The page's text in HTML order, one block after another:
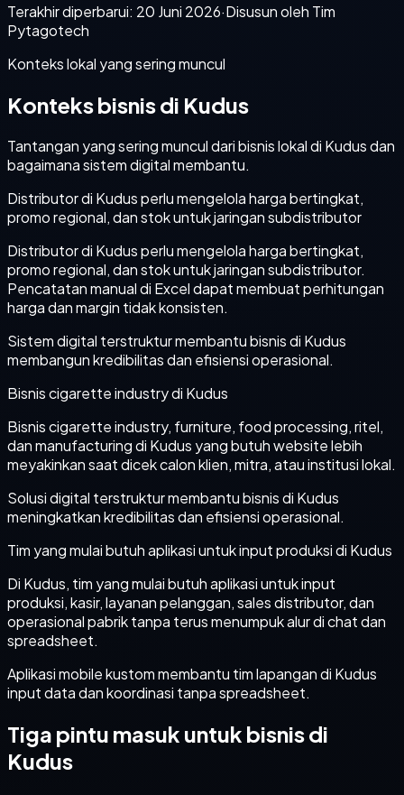
Terakhir diperbarui: 20 Juni 2026·Disusun oleh Tim
Pytagotech
Konteks lokal yang sering muncul
Konteks bisnis di Kudus
Tantangan yang sering muncul dari bisnis lokal di Kudus dan
bagaimana sistem digital membantu.
Distributor di Kudus perlu mengelola harga bertingkat,
promo regional, dan stok untuk jaringan subdistributor
Distributor di Kudus perlu mengelola harga bertingkat,
promo regional, dan stok untuk jaringan subdistributor.
Pencatatan manual di Excel dapat membuat perhitungan
harga dan margin tidak konsisten.
Sistem digital terstruktur membantu bisnis di Kudus
membangun kredibilitas dan efisiensi operasional.
Bisnis cigarette industry di Kudus
Bisnis cigarette industry, furniture, food processing, ritel,
dan manufacturing di Kudus yang butuh website lebih
meyakinkan saat dicek calon klien, mitra, atau institusi lokal.
Solusi digital terstruktur membantu bisnis di Kudus
meningkatkan kredibilitas dan efisiensi operasional.
Tim yang mulai butuh aplikasi untuk input produksi di Kudus
Di Kudus, tim yang mulai butuh aplikasi untuk input
produksi, kasir, layanan pelanggan, sales distributor, dan
operasional pabrik tanpa terus menumpuk alur di chat dan
spreadsheet.
Aplikasi mobile kustom membantu tim lapangan di Kudus
input data dan koordinasi tanpa spreadsheet.
Tiga pintu masuk untuk bisnis di
Kudus